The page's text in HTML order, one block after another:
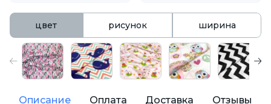
цвет рисунок ширина
Описание Оплата Доставка Отзывы